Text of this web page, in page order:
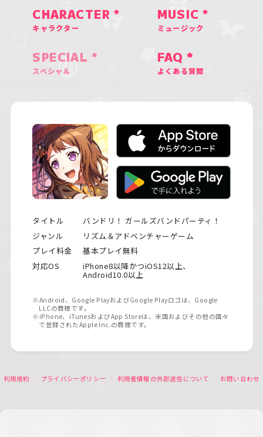
CHARACTER
キャラクター
MUSIC
ミュージック
SPECIAL
スペシャル
FAQ
よくある質問
タイトル
バンドリ！ ガールズバンドパーティ！
ジャンル
リズム＆アドベンチャーゲーム
プレイ料金
基本プレイ無料
対応OS
iPhone8以降かつiOS12以上、
Android10.0以上
※Android、Google PlayおよびGoogle Playロゴは、Google
LLCの商標です。
※iPhone、iTunesおよびApp Storeは、米国およびその他の国々
で登録されたApple Inc.の商標です。
利用規約 プライバシーポリシー 利用者情報の外部送信について お問い合わせ